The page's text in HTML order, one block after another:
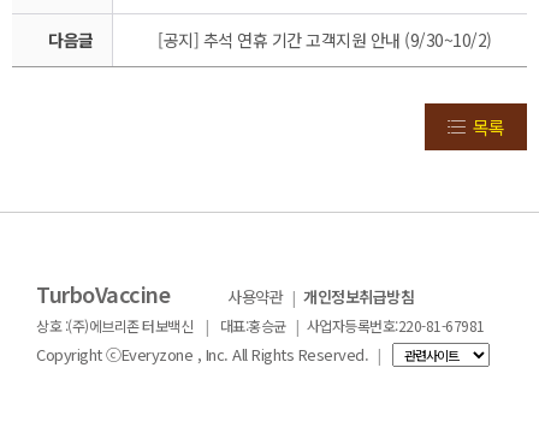
다음글 [공지] 추석 연휴 기간 고객지원 안내 (9/30~10/2)
목록
TurboVaccine 사용약관 | 개인정보취급방침
상호 :(주)에브리존 터보백신 | 대표:홍승균 | 사업자등록번호:220-81-67981
Copyright ⓒEveryzone , Inc. All Rights Reserved. |